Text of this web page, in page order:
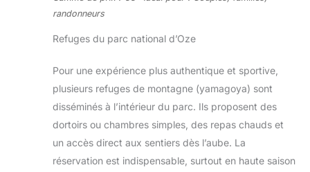
randonneurs
Refuges du parc national d’Oze
Pour une expérience plus authentique et sportive,
plusieurs refuges de montagne (yamagoya) sont
disséminés à l’intérieur du parc. Ils proposent des
dortoirs ou chambres simples, des repas chauds et
un accès direct aux sentiers dès l’aube. La
réservation est indispensable, surtout en haute saison